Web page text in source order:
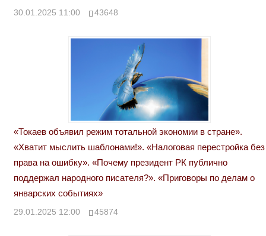
30.01.2025 11:00 43648
«Токаев объявил режим тотальной экономии в стране».
«Хватит мыслить шаблонами!». «Налоговая перестройка без
права на ошибку». «Почему президент РК публично
поддержал народного писателя?». «Приговоры по делам о
январских событиях»
29.01.2025 12:00 45874